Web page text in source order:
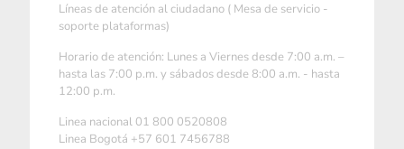
Líneas de atención al ciudadano ( Mesa de servicio -
soporte plataformas)
Horario de atención: Lunes a Viernes desde 7:00 a.m. –
hasta las 7:00 p.m. y sábados desde 8:00 a.m. - hasta
12:00 p.m.
Linea nacional 01 800 0520808
Linea Bogotá +57 601 7456788